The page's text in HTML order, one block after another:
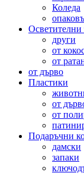
Коледа
Осветителни
други
от
от
от дърво
Пластики
от
от
Подаръчни
дамски
запаки